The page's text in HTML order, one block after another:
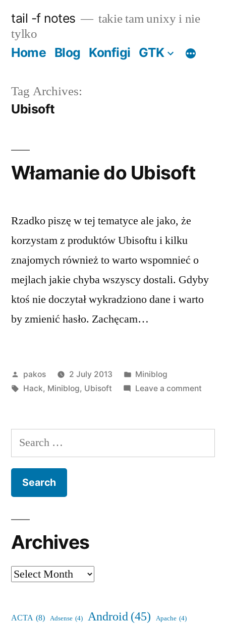
content
tail -f notes
takie tam unixy i nie
tylko
Home Blog Konfigi GTK
Tag Archives:
Ubisoft
Włamanie do Ubisoft
Rzadko piszę w tej tematyce ale jako, że
korzystam z produktów Ubisoftu i kilku
znajomych również to warto wspomnieć o
mejlach jakie chyba wszyscy dostali. Gdyby
ktoś nie doczytał wykradziono dane i warto
by zmienić hasło. Zachęcam…
Posted
by
pakos 2 July 2013
Posted
in
Miniblog
Tags:
Hack, Miniblog, Ubisoft Leave a commenton
Search
for:
Archives
Archives
ACTA (8) Adsense (4) Android (45) Apache (4)